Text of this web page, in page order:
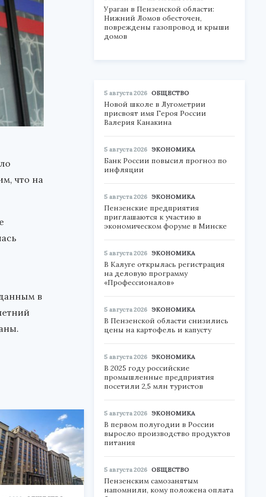
что на
в
Ураган в Пензенской области:
Нижний Ломов обесточен,
повреждены газопровод и крыши
домов
5 августа 2026 ОБЩЕСТВО
Новой школе в Лугометрии
присвоят имя Героя России
Валерия Канакина
5 августа 2026 ЭКОНОМИКА
Банк России повысил прогноз по
инфляции
5 августа 2026 ЭКОНОМИКА
Пензенские предприятия
приглашаются к участию в
экономическом форуме в Минске
5 августа 2026 ЭКОНОМИКА
В Калуге открылась регистрация
на деловую программу
«Профессионалов»
5 августа 2026 ЭКОНОМИКА
В Пензенской области снизились
цены на картофель и капусту
5 августа 2026 ЭКОНОМИКА
В 2025 году российские
промышленные предприятия
посетили 2,5 млн туристов
5 августа 2026 ЭКОНОМИКА
В первом полугодии в России
выросло производство продуктов
питания
5 августа 2026 ОБЩЕСТВО
Пензенским самозанятым
напомнили, кому положена оплата